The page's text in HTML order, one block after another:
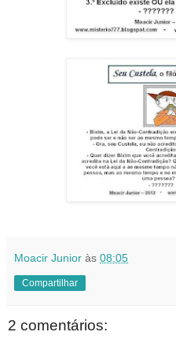
Moacir Junior às 08:05
Compartilhar
2 comentários: